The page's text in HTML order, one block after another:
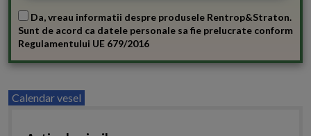
Da, vreau informatii despre produsele Rentrop&Straton.
Sunt de acord ca datele personale sa fie prelucrate conform
Regulamentului UE 679/2016
Calendar vesel